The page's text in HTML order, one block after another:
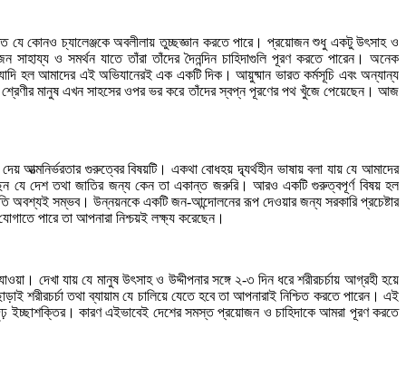
যে কোনও চ্যালেঞ্জকে অবলীলায় তুচ্ছজ্ঞান করতে পারে। প্রয়োজন শুধু একটু উৎসাহ ও
ও সমর্থন যাতে তাঁরা তাঁদের দৈনন্দিন চাহিদাগুলি পূরণ করতে পারেন। অনেক
হল আমাদের এই অভিযানেরই এক একটি দিক। আয়ুষ্মান ভারত কর্মসূচি এবং অন্যান্য
শ্রেণীর মানুষ এখন সাহসের ওপর ভর করে তাঁদের স্বপ্ন পূরণের পথ খুঁজে পেয়েছেন। আজ
গুরুত্বের বিষয়টি। একথা বোধহয় দ্ব্যর্থহীন ভাষায় বলা যায় যে আমাদের
যে দেশ তথা জাতির জন্য কেন তা একান্ত জরুরি। আরও একটি গুরুত্বপূর্ণ বিষয় হল
অবশ্যই সম্ভব। উন্নয়নকে একটি জন-আন্দোলনের রূপ দেওয়ার জন্য সরকারি প্রচেষ্টার
পারে তা আপনারা নিশ্চয়ই লক্ষ্য করেছেন।
দেখা যায় যে মানুষ উৎসাহ ও উদ্দীপনার সঙ্গে ২-৩ দিন ধরে শরীরচর্চায় আগ্রহী হয়ে
তথা ব্যায়াম যে চালিয়ে যেতে হবে তা আপনারাই নিশ্চিত করতে পারেন। এই
দৃঢ় ইচ্ছাশক্তির। কারণ এইভাবেই দেশের সমস্ত প্রয়োজন ও চাহিদাকে আমরা পূরণ করতে